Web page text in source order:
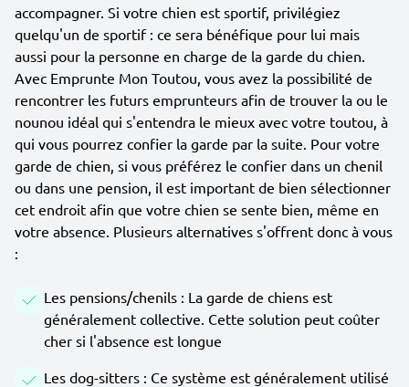
accompagner. Si votre chien est sportif, privilégiez
quelqu'un de sportif : ce sera bénéfique pour lui mais
aussi pour la personne en charge de la garde du chien.
Avec Emprunte Mon Toutou, vous avez la possibilité de
rencontrer les futurs emprunteurs afin de trouver la ou le
nounou idéal qui s'entendra le mieux avec votre toutou, à
qui vous pourrez confier la garde par la suite. Pour votre
garde de chien, si vous préférez le confier dans un chenil
ou dans une pension, il est important de bien sélectionner
cet endroit afin que votre chien se sente bien, même en
votre absence. Plusieurs alternatives s'offrent donc à vous
:
Les pensions/chenils : La garde de chiens est
généralement collective. Cette solution peut coûter
cher si l'absence est longue
Les dog-sitters : Ce système est généralement utilisé